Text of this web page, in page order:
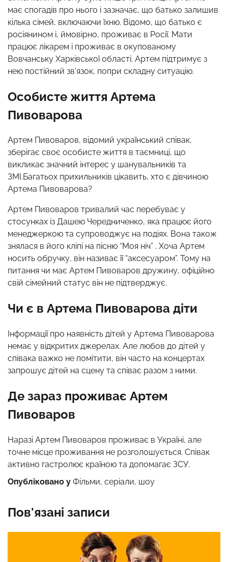
має спогадів про нього і зазначає, що батько залишив
кілька сімей, включаючи їхню. Відомо, що батько є
росіянином і, ймовірно, проживає в Росії. Мати
працює лікарем і проживає в окупованому
Вовчанську Харківської області. Артем підтримує з
нею постійний зв’язок, попри складну ситуацію.
Особисте життя Артема
Пивоварова
Артем Пивоваров, відомий український співак,
зберігає своє особисте життя в таємниці, що
викликає значний інтерес у шанувальників та
ЗМІ.Багатьох прихильників цікавить, хто є дівчиною
Артема Пивоварова?
Артем Пивоваров тривалий час перебуває у
стосунках із Дашею Чередниченко, яка працює його
менеджеркою та супроводжує на подіях. Вона також
знялася в його кліпі на пісню “Моя ніч” . Хоча Артем
носить обручку, він називає її “аксесуаром”. Тому на
питання чи має Артем Пивоваров дружину, офіційно
свій сімейний статус він не підтверджує.
Чи є в Артема Пивоварова діти
Інформації про наявність дітей у Артема Пивоварова
немає у відкритих джерелах. Але любов до дітей у
співака важко не помітити, він часто на концертах
запрошує дітей на сцену та співає разом з ними.
Де зараз проживає Артем
Пивоваров
Наразі Артем Пивоваров проживає в Україні, але
точне місце проживання не розголошується. Співак
активно гастролює країною та допомагає ЗСУ.
Опубліковано у Фільми, серіали, шоу
Пов'язані записи